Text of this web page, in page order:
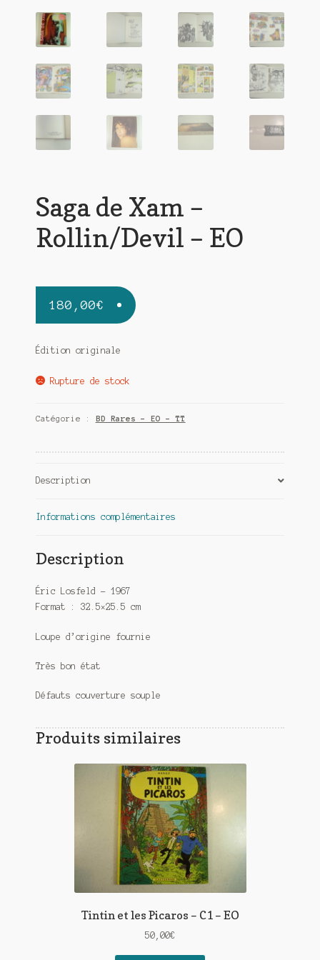
Saga de Xam –
Rollin/Devil – EO
180,00€
Édition originale
Rupture de stock
Catégorie : BD Rares - EO - TT
Description
Informations complémentaires
Description
Éric Losfeld – 1967
Format : 32.5×25.5 cm
Loupe d’origine fournie
Très bon état
Défauts couverture souple
Produits similaires
Tintin et les Picaros – C1 – EO
50,00€